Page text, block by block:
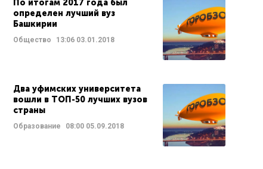
По итогам 2017 года был
определен лучший вуз
Башкирии
Общество 13:06 03.01.2018
Два уфимских университета
вошли в ТОП-50 лучших вузов
страны
Образование 08:00 05.09.2018